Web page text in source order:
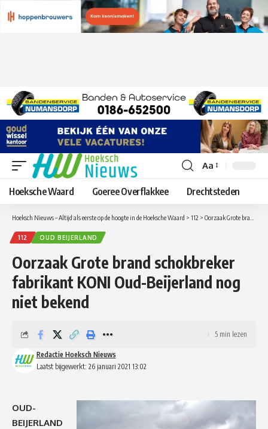
Lettergrootte
aanpassen
Aa
Hoeksche Waard Goeree Overflakkee Drechtsteden
Hoeksch Nieuws – Altijd als eerste op de hoogte in de Hoeksche Waard > 112 > Oorzaak Grote brand schokbreker fabrikant KONI Oud-Beijerland nog niet bekend
112 OUD BEIJERLAND
Oorzaak Grote brand schokbreker
fabrikant KONI Oud-Beijerland nog
niet bekend
Laatst bijgewerkt: 26 januari 2021 13:02
Redactie Hoeksch Nieuws
5 min lezen
OUD-
BEIJERLAND